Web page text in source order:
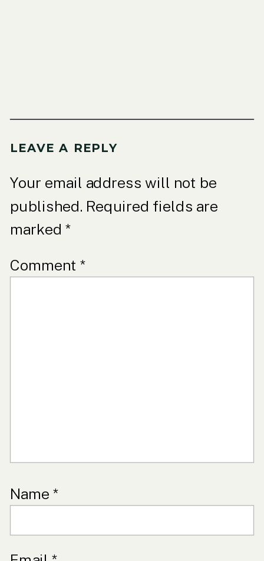
LEAVE A REPLY
Your email address will not be
published. Required fields are
marked *
Comment *
Name *